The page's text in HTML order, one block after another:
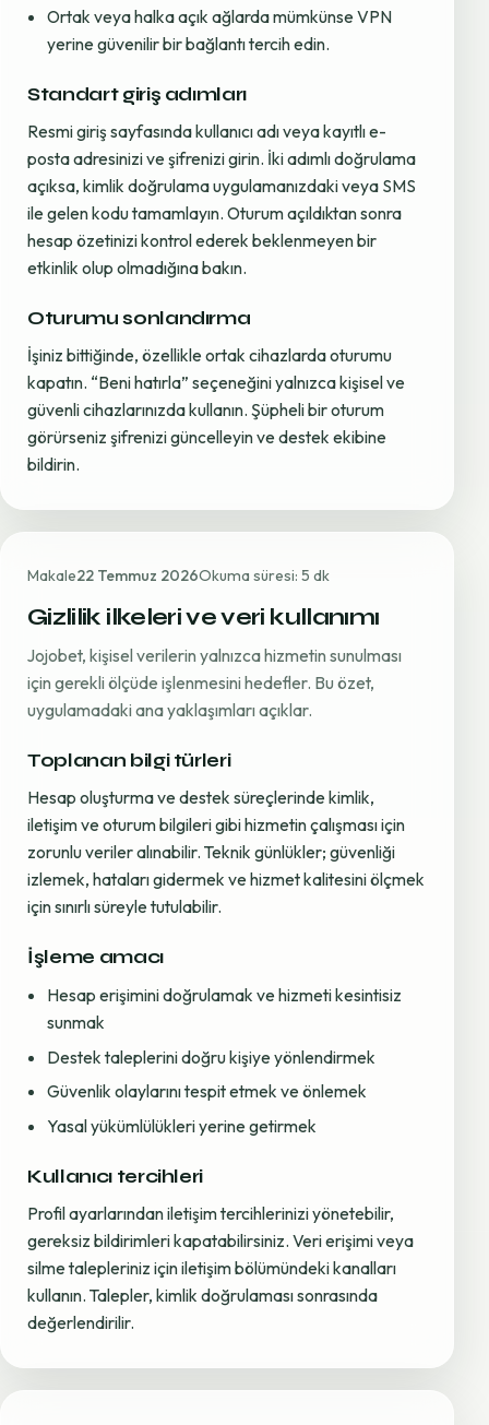
Ortak veya halka açık ağlarda mümkünse VPN
yerine güvenilir bir bağlantı tercih edin.
Standart giriş adımları
Resmi giriş sayfasında kullanıcı adı veya kayıtlı e-
posta adresinizi ve şifrenizi girin. İki adımlı doğrulama
açıksa, kimlik doğrulama uygulamanızdaki veya SMS
ile gelen kodu tamamlayın. Oturum açıldıktan sonra
hesap özetinizi kontrol ederek beklenmeyen bir
etkinlik olup olmadığına bakın.
Oturumu sonlandırma
İşiniz bittiğinde, özellikle ortak cihazlarda oturumu
kapatın. “Beni hatırla” seçeneğini yalnızca kişisel ve
güvenli cihazlarınızda kullanın. Şüpheli bir oturum
görürseniz şifrenizi güncelleyin ve destek ekibine
bildirin.
Makale22 Temmuz 2026Okuma süresi: 5 dk
Gizlilik ilkeleri ve veri kullanımı
Jojobet, kişisel verilerin yalnızca hizmetin sunulması
için gerekli ölçüde işlenmesini hedefler. Bu özet,
uygulamadaki ana yaklaşımları açıklar.
Toplanan bilgi türleri
Hesap oluşturma ve destek süreçlerinde kimlik,
iletişim ve oturum bilgileri gibi hizmetin çalışması için
zorunlu veriler alınabilir. Teknik günlükler; güvenliği
izlemek, hataları gidermek ve hizmet kalitesini ölçmek
için sınırlı süreyle tutulabilir.
İşleme amacı
Hesap erişimini doğrulamak ve hizmeti kesintisiz
sunmak
Destek taleplerini doğru kişiye yönlendirmek
Güvenlik olaylarını tespit etmek ve önlemek
Yasal yükümlülükleri yerine getirmek
Kullanıcı tercihleri
Profil ayarlarından iletişim tercihlerinizi yönetebilir,
gereksiz bildirimleri kapatabilirsiniz. Veri erişimi veya
silme talepleriniz için iletişim bölümündeki kanalları
kullanın. Talepler, kimlik doğrulaması sonrasında
değerlendirilir.